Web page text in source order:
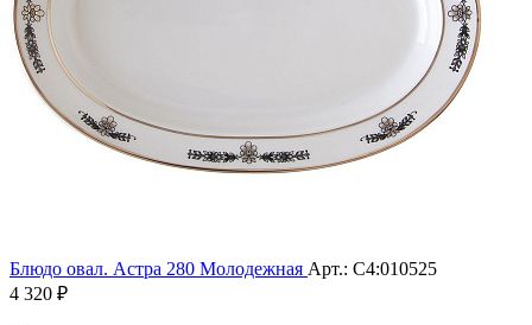
Блюдо овал. Астра 280 Молодежная Арт.: С4:010525
4 320 ₽